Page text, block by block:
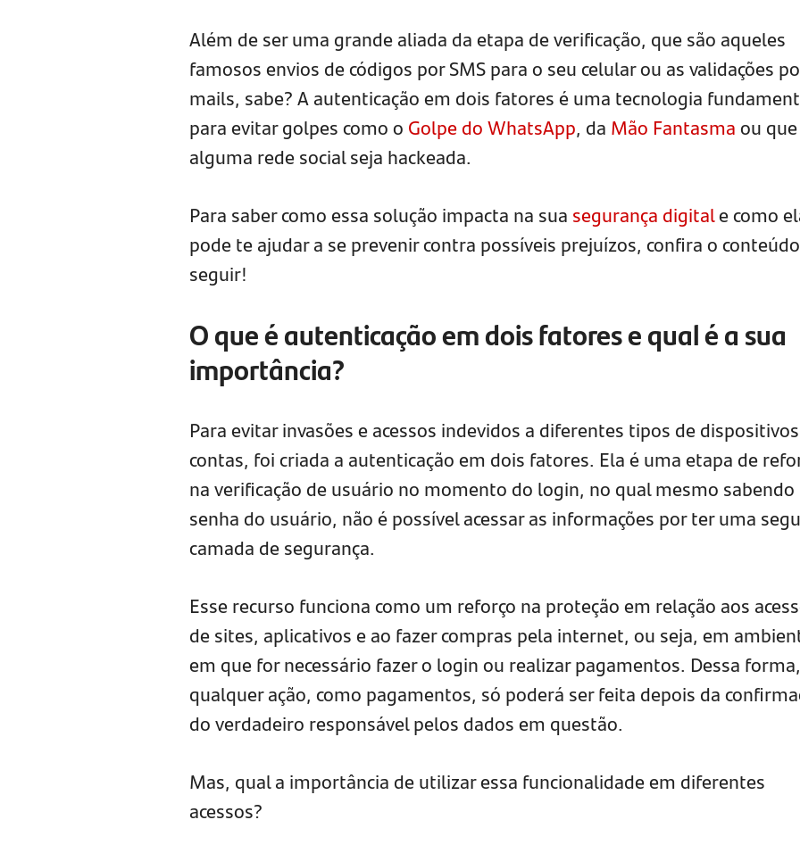
Além de ser uma grande aliada da etapa de verificação, que são aqueles
famosos envios de códigos por SMS para o seu celular ou as validações
mails, sabe? A autenticação em dois fatores é uma tecnologia
para evitar golpes como o Golpe do WhatsApp, da Mão Fantasmaou que
alguma rede social seja hackeada.
Para saber como essa solução impacta na sua segurança digitale como
pode te ajudar a se prevenir contra possíveis prejuízos, confira o
seguir!
O que é autenticação em dois fatores e qual é a sua
importância?
Para evitar invasões e acessos indevidos a diferentes tipos de
contas, foi criada a autenticação em dois fatores. Ela é uma etapa de
na verificação de usuário no momento do login, no qual mesmo sabendo
senha do usuário, não é possível acessar as informações por ter uma
camada de segurança.
Esse recurso funciona como um reforço na proteção em relação aos
de sites, aplicativos e ao fazer compras pela internet, ou seja, em
em que for necessário fazer o login ou realizar pagamentos. Dessa forma,
qualquer ação, como pagamentos, só poderá ser feita depois da
do verdadeiro responsável pelos dados em questão.
Mas, qual a importância de utilizar essa funcionalidade em diferentes
acessos?